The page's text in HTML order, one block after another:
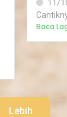
11/
Baca
Lebih